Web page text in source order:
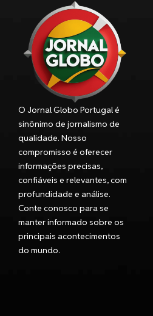
O Jornal Globo Portugal é
sinônimo de jornalismo de
qualidade. Nosso
compromisso é oferecer
informações precisas,
confiáveis e relevantes, com
profundidade e análise.
Conte conosco para se
manter informado sobre os
principais acontecimentos
do mundo.